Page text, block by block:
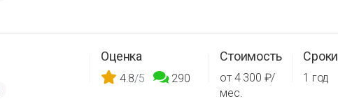
Оценка
4.8/5 290
Стоимость
от 4 300 ₽/
мес.
Сроки
1 год